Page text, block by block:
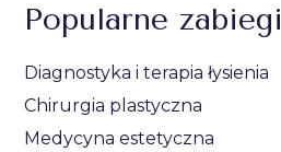
Popularne zabiegi
Diagnostyka i terapia łysienia
Chirurgia plastyczna
Medycyna estetyczna